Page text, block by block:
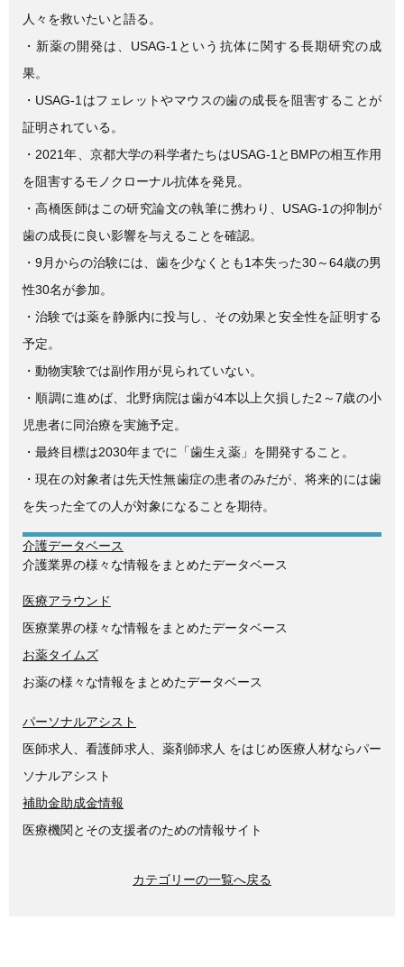
人々を救いたいと語る。
・新薬の開発は、USAG-1という抗体に関する長期研究の成
果。
・USAG-1はフェレットやマウスの歯の成長を阻害することが
証明されている。
・2021年、京都大学の科学者たちはUSAG-1とBMPの相互作用
を阻害するモノクローナル抗体を発見。
・高橋医師はこの研究論文の執筆に携わり、USAG-1の抑制が
歯の成長に良い影響を与えることを確認。
・9月からの治験には、歯を少なくとも1本失った30～64歳の男
性30名が参加。
・治験では薬を静脈内に投与し、その効果と安全性を証明する
予定。
・動物実験では副作用が見られていない。
・順調に進めば、北野病院は歯が4本以上欠損した2～7歳の小
児患者に同治療を実施予定。
・最終目標は2030年までに「歯生え薬」を開発すること。
・現在の対象者は先天性無歯症の患者のみだが、将来的には歯
を失った全ての人が対象になることを期待。
介護データベース
介護業界の様々な情報をまとめたデータベース
医療アラウンド
医療業界の様々な情報をまとめたデータベース
お薬タイムズ
お薬の様々な情報をまとめたデータベース
パーソナルアシスト
医師求人、看護師求人、薬剤師求人 をはじめ医療人材ならパー
ソナルアシスト
補助金助成金情報
医療機関とその支援者のための情報サイト
カテゴリーの一覧へ戻る